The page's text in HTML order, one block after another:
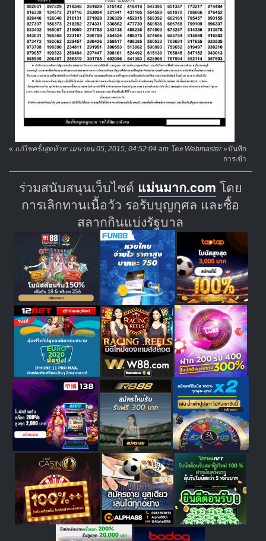
« แก้ไขครั้งสุดท้าย: เมษายน 05, 2015, 04:52:04 am โดย Webmaster»บันทึก
การเข้า
ร่วมสนับสนุนเว็บไซต์ แม่นมาก.com โดย
การเลิกทานเนื้อวัว รอรับบุญกุศล และซื้อ
สลากกินแบ่งรัฐบาล